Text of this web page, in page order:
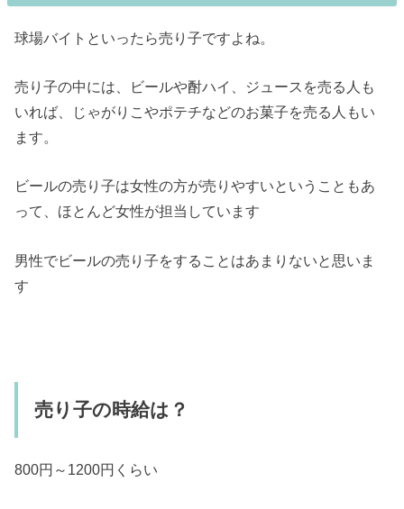
球場バイトといったら売り子ですよね。
売り子の中には、ビールや酎ハイ、ジュースを売る人も
いれば、じゃがりこやポテチなどのお菓子を売る人もい
ます。
ビールの売り子は女性の方が売りやすいということもあ
って、ほとんど女性が担当しています
男性でビールの売り子をすることはあまりないと思いま
す
売り子の時給は？
800円～1200円くらい